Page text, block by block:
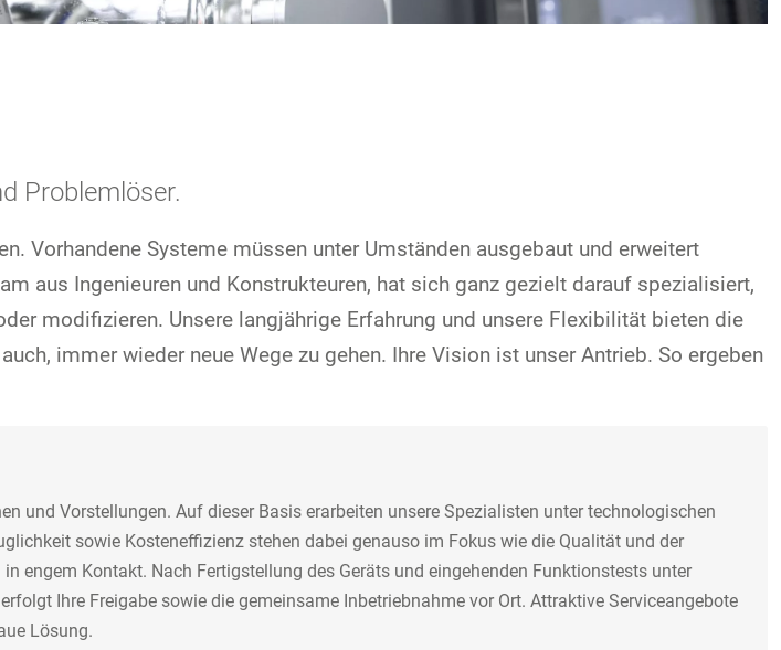
Problemlöser.
Vorhandene Systeme müssen unter Umständen ausgebaut und erweitert
aus Ingenieuren und Konstrukteuren, hat sich ganz gezielt darauf spezialisiert,
modifizieren. Unsere langjährige Erfahrung und unsere Flexibilität bieten die
immer wieder neue Wege zu gehen. Ihre Vision ist unser Antrieb. So ergeben
und Vorstellungen. Auf dieser Basis erarbeiten unsere Spezialisten unter technologischen
sowie Kosteneffizienz stehen dabei genauso im Fokus wie die Qualität und der
engem Kontakt. Nach Fertigstellung des Geräts und eingehenden Funktionstests unter
Ihre Freigabe sowie die gemeinsame Inbetriebnahme vor Ort. Attraktive Serviceangebote
Lösung.